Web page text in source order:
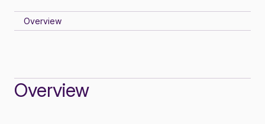
Overview
Overview